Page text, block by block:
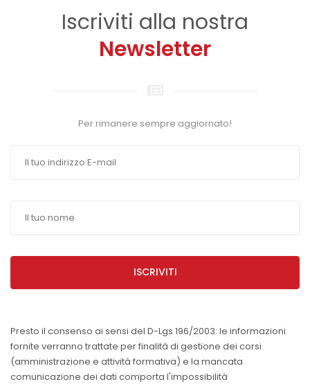
Iscriviti alla nostra
Newsletter
Per rimanere sempre aggiornato!
ISCRIVITI
Presto il consenso ai sensi del D-Lgs 196/2003: le informazioni
fornite verranno trattate per finalità di gestione dei corsi
(amministrazione e attività formativa) e la mancata
comunicazione dei dati comporta l'impossibilità